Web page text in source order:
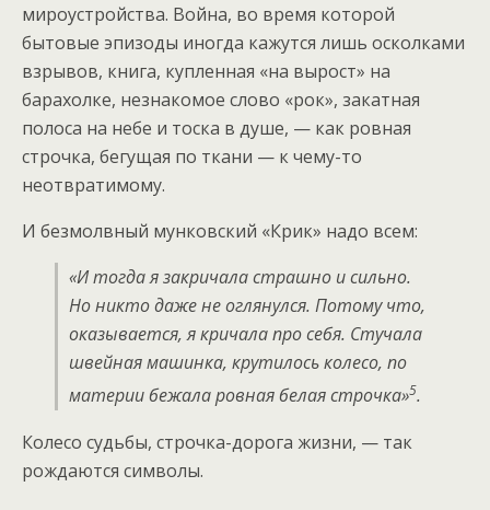
мироустройства. Война, во время которой
бытовые эпизоды иногда кажутся лишь осколками
взрывов, книга, купленная «на вырост» на
барахолке, незнакомое слово «рок», закатная
полоса на небе и тоска в душе, — как ровная
строчка, бегущая по ткани — к чему-то
неотвратимому.
И безмолвный мунковский «Крик» надо всем:
«И тогда я закричала страшно и сильно.
Но никто даже не оглянулся. Потому что,
оказывается, я кричала про себя. Стучала
швейная машинка, крутилось колесо, по
материи бежала ровная белая строчка»5.
Колесо судьбы, строчка-дорога жизни, — так
рождаются символы.